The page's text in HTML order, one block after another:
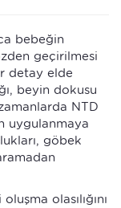
bebeğin
geçirilmesi
detay elde
beyin dokusu
NTD
uygulanmaya
göbek
olasılığını